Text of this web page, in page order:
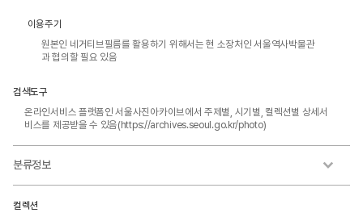
이용주기
원본인 네거티브필름를 활용하기 위해서는 현 소장처인 서울역사박물관
과 협의할 필요 있음
검색도구
온라인서비스 플랫폼인 서울사진아카이브에서 주제별, 시기별, 컬렉션별 상세서
비스를 제공받을 수 있음(https://archives.seoul.go.kr/photo)
분류정보
컬렉션